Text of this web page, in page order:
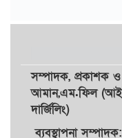
সম্পাদক, প্রকাশক
আমান,এম.ফিল
দার্জিলিং)
ব্যবস্থাপনা